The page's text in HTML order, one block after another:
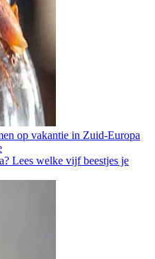
op vakantie in Zuid-Europa
Lees welke vijf beestjes je